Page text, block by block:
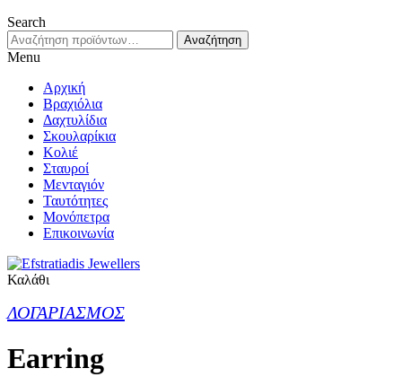
Search
Αναζήτηση
για:
Αναζήτηση
Menu
Αρχική
Βραχιόλια
Δαχτυλίδια
Σκουλαρίκια
Κολιέ
Σταυροί
Μενταγιόν
Ταυτότητες
Μονόπετρα
Επικοινωνία
Καλάθι
ΛΟΓΑΡΙΑΣΜΟΣ
Earring